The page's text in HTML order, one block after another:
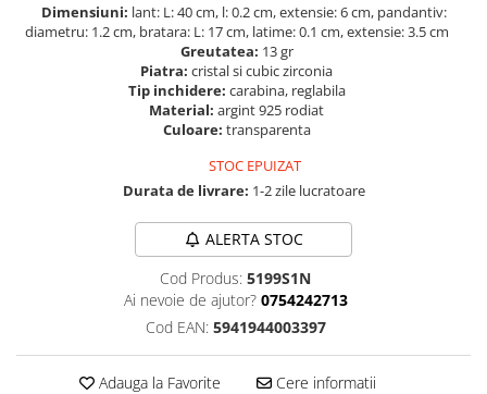
Dimensiuni: lant: L: 40 cm, l: 0.2 cm, extensie: 6 cm, pandantiv:
diametru: 1.2 cm, bratara: L: 17 cm, latime: 0.1 cm, extensie: 3.5 cm
Greutatea: 13 gr
Piatra: cristal si cubic zirconia
Tip inchidere: carabina, reglabila
Material: argint 925 rodiat
Culoare: transparenta
STOC EPUIZAT
Durata de livrare: 1-2 zile lucratoare
ALERTA STOC
Cod Produs: 5199S1N
Ai nevoie de ajutor? 0754242713
Cod EAN: 5941944003397
Adauga la Favorite Cere informatii